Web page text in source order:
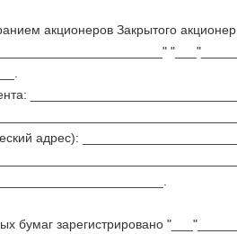
акционеров Закрытого
адрес):
бумаг зарегистрировано